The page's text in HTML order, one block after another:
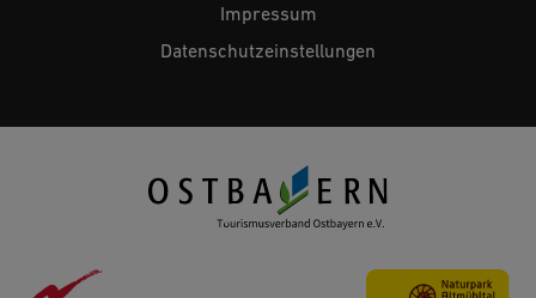
Impressum
Datenschutzeinstellungen